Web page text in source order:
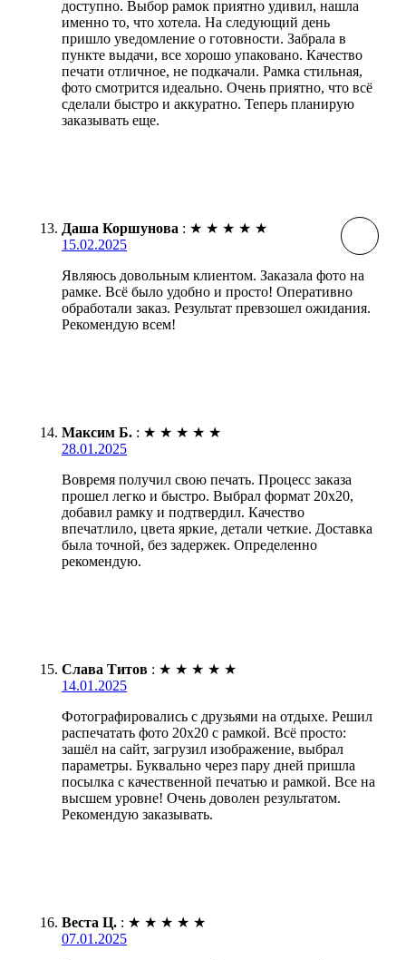
доступно. Выбор рамок приятно удивил, нашла
именно то, что хотела. На следующий день
пришло уведомление о готовности. Забрала в
пункте выдачи, все хорошо упаковано. Качество
печати отличное, не подкачали. Рамка стильная,
фото смотрится идеально. Очень приятно, что всё
сделали быстро и аккуратно. Теперь планирую
заказывать еще.
Даша Коршунова : ★ ★ ★ ★ ★
15.02.2025
Являюсь довольным клиентом. Заказала фото на
рамке. Всё было удобно и просто! Оперативно
обработали заказ. Результат превзошел ожидания.
Рекомендую всем!
Максим Б. : ★ ★ ★ ★ ★
28.01.2025
Вовремя получил свою печать. Процесс заказа
прошел легко и быстро. Выбрал формат 20х20,
добавил рамку и подтвердил. Качество
впечатлило, цвета яркие, детали четкие. Доставка
была точной, без задержек. Определенно
рекомендую.
Слава Титов : ★ ★ ★ ★ ★
14.01.2025
Фотографировались с друзьями на отдыхе. Решил
распечатать фото 20х20 с рамкой. Всё просто:
зашёл на сайт, загрузил изображение, выбрал
параметры. Буквально через пару дней пришла
посылка с качественной печатью и рамкой. Все на
высшем уровне! Очень доволен результатом.
Рекомендую заказывать.
Веста Ц. : ★ ★ ★ ★ ★
07.01.2025